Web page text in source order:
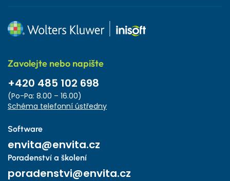
Zavolejte nebo napište
+420 485 102 698
(Po-Pa: 8.00 – 16.00)
Schéma telefonní ústředny
Software
envita@envita.cz
Poradenství a školení
poradenstvi@envita.cz